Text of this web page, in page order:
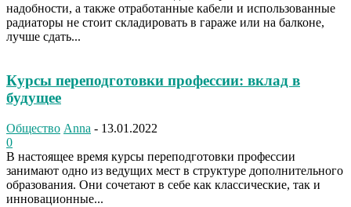
надобности, а также отработанные кабели и использованные
радиаторы не стоит складировать в гараже или на балконе,
лучше сдать...
Курсы переподготовки профессии: вклад в
будущее
Общество Anna - 13.01.2022
0
В настоящее время курсы переподготовки профессии
занимают одно из ведущих мест в структуре дополнительного
образования. Они сочетают в себе как классические, так и
инновационные...